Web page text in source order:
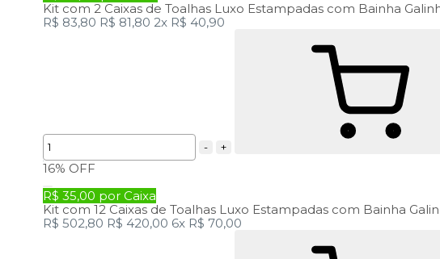
Kit com 2 Caixas de Toalhas Luxo Estampadas com Bainha
R$ 83,80 R$ 81,80 2x R$ 40,90
- +
16% OFF
R$ 35,00 por Caixa
Kit com 12 Caixas de Toalhas Luxo Estampadas com Bainha
R$ 502,80 R$ 420,00 6x R$ 70,00